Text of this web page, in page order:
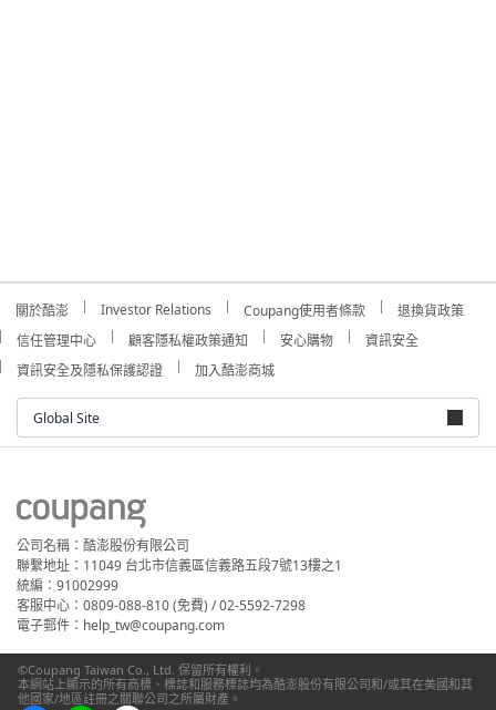
關於酷澎 Investor Relations Coupang使用者條款
退換貨政策
信任管理中心
顧客隱私權政策通知 安心購物
資訊安全
資訊安全及隱私保護認證
加入酷澎商城
Global Site
公司名稱：酷澎股份有限公司
聯繫地址：11049 台北市信義區信義路五段7號13樓之1
統編：91002999
客服中心：0809-088-810 (免費) / 02-5592-7298
電子郵件：help_tw@coupang.com
©Coupang Taiwan Co., Ltd. 保留所有權利。
本網站上顯示的所有商標、標誌和服務標誌均為酷澎股份有限公司和/或其在美國和其
他國家/地區註冊之關聯公司之所屬財產。